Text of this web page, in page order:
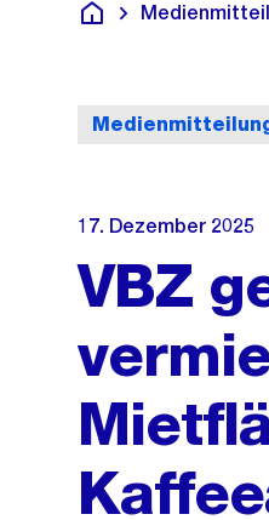
Deutsch
17. Dezember 2025
VBZ